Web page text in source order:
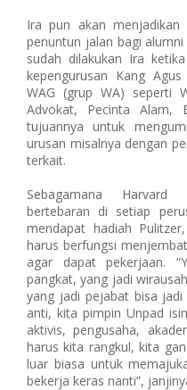
Ira pun akan
penuntun jalan bagi
sudah dilakukan Ira
kepengurusan Kang
WAG (grup WA) seperti
Advokat, Pecinta Alam,
tujuannya untuk
urusan misalnya dengan
terkait.
Sebagamana
bertebaran di setiap
mendapat hadiah
harus berfungsi
agar dapat pekerjaan.
pangkat, yang jadi
yang jadi pejabat bisa
anti, kita pimpin Unpad
aktivis, pengusaha,
harus kita rangkul, kita
luar biasa untuk
bekerja keras nanti”,